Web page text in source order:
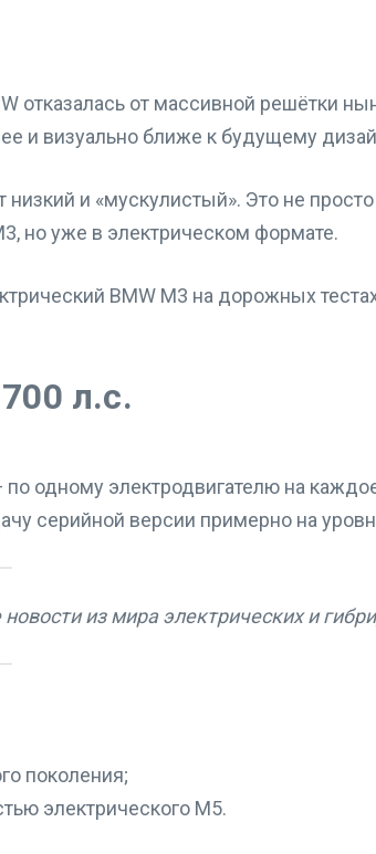
отказалась от массивной решётки
и визуально ближе к будущему
и «мускулистый». Это не просто
но уже в электрическом формате.
л.с.
одному электродвигателю на
серийной версии примерно на
из мира электрических и
поколения;
электрического M5.